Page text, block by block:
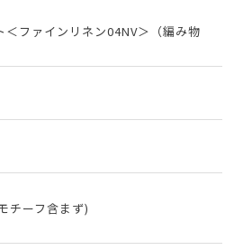
＜ファインリネン04NV＞（編み物
チーフ含まず)